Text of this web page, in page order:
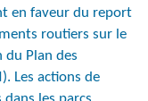
en faveur du report
routiers sur le
du Plan des
Les actions de